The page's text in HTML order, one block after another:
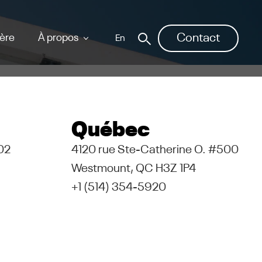
À propos Contact
Québec
4120 rue Ste-Catherine O. #500
Westmount, QC H3Z 1P4
+1 (514) 354-5920